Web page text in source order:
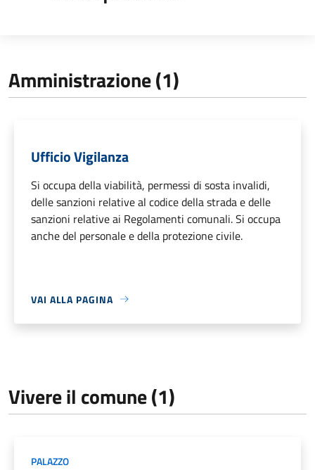
Amministrazione (1)
Ufficio Vigilanza
Si occupa della viabilità, permessi di sosta invalidi,
delle sanzioni relative al codice della strada e delle
sanzioni relative ai Regolamenti comunali. Si occupa
anche del personale e della protezione civile.
VAI ALLA PAGINA
Vivere il comune (1)
PALAZZO